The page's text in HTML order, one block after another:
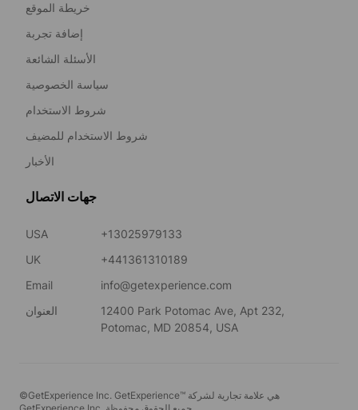
خريطة الموقع
إضافة تجربة
الأسئلة الشائعة
سياسة الخصوصية
شروط الاستخدام
شروط الاستخدام للمضيف
الأخبار
جهات الاتصال
USA
+13025979133
UK
+441361310189
Email
info@getexperience.com
العنوان
12400 Park Potomac Ave, Apt 232,
Potomac, MD 20854, USA
©GetExperience Inc. GetExperience™ هي علامة تجارية لشركة